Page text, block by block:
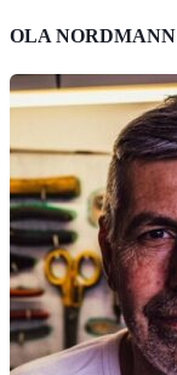
OLA NORDMANN